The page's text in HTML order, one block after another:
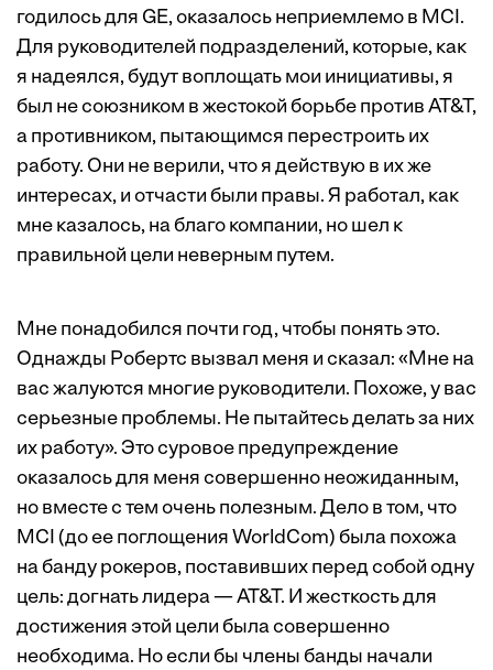
годилось для GE, оказалось неприемлемо в MCI.
Для руководителей подразделений, которые, как
я надеялся, будут воплощать мои инициативы, я
был не союзником в жестокой борьбе против AT&T,
а противником, пытающимся перестроить их
работу. Они не верили, что я действую в их же
интересах, и отчасти были правы. Я работал, как
мне казалось, на благо компании, но шел к
правильной цели неверным путем.
Мне понадобился почти год, чтобы понять это.
Однажды Робертс вызвал меня и сказал: «Мне на
вас жалуются многие руководители. Похоже, у вас
серьезные проблемы. Не пытайтесь делать за них
их работу». Это суровое предупреждение
оказалось для меня совершенно неожиданным,
но вместе с тем очень полезным. Дело в том, что
MCI (до ее поглощения WorldCom) была похожа
на банду рокеров, поставивших перед собой одну
цель: догнать лидера — AT&T. И жесткость для
достижения этой цели была совершенно
необходима. Но если бы члены банды начали